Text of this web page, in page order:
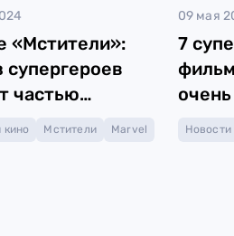
«Мстители»:
супергероев
частью
кино Мстители Marvel
09 мая
7
Новости